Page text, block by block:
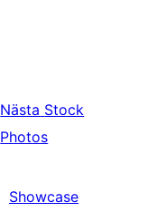
Nästa Stock
Photos
Showcase